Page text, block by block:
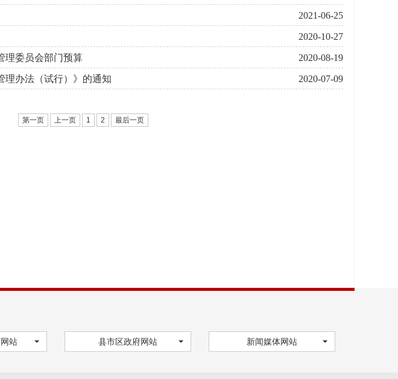
2021-06-25
2020-10-27
2020-08-19
理委员会部门预算
2020-07-09
理办法（试行）》的通知
第一页 上一页 1 2 最后一页
站 县市区政府网站 新闻媒体网站